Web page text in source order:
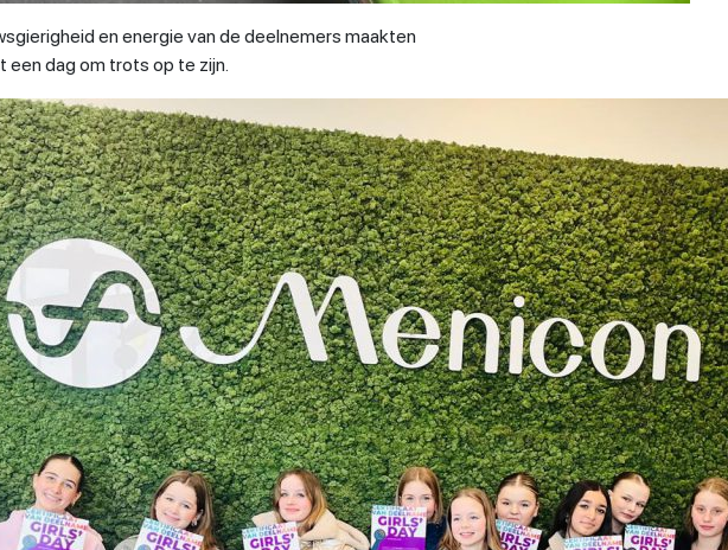
en energie van de deelnemers maakten
een dag om trots op te zijn.